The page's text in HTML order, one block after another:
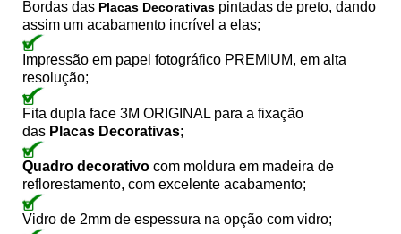
Bordas das Placas Decorativas pintadas de preto, dando
assim um acabamento incrível a elas;
Impressão em papel fotográfico PREMIUM, em alta
resolução;
Fita dupla face 3M ORIGINAL para a fixação
das Placas Decorativas;
Quadro decorativo com moldura em madeira de
reflorestamento, com excelente acabamento;
Vidro de 2mm de espessura na opção com vidro;